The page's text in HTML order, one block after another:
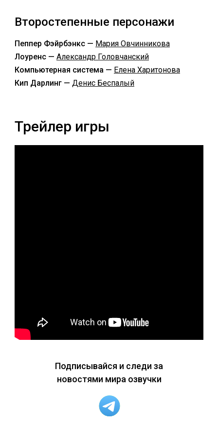
Второстепенные персонажи
Пеппер Фэйрбэнкс — Мария Овчинникова
Лоуренс — Александр Головчанский
Компьютерная система — Елена Харитонова
Кип Дарлинг — Денис Беспалый
Трейлер игры
Подписывайся и следи за
новостями мира озвучки